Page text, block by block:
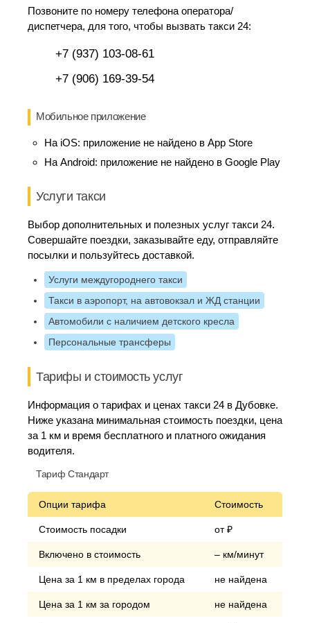
Позвоните по номеру телефона оператора/
диспетчера, для того, чтобы вызвать такси 24:
+7 (937) 103-08-61
+7 (906) 169-39-54
Мобильное приложение
На iOS: приложение не найдено в App Store
На Android: приложение не найдено в Google Play
Услуги такси
Выбор дополнительных и полезных услуг такси 24.
Совершайте поездки, заказывайте еду, отправляйте
посылки и пользуйтесь доставкой.
Услуги междугороднего такси
Такси в аэропорт, на автовокзал и ЖД станции
Автомобили с наличием детского кресла
Персональные трансферы
Тарифы и стоимость услуг
Информация о тарифах и ценах такси 24 в Дубовке.
Ниже указана минимальная стоимость поездки, цена
за 1 км и время бесплатного и платного ожидания
водителя.
Тариф Стандарт
Опции тарифа Стоимость
Стоимость посадки от ₽
Включено в стоимость – км/минут
Цена за 1 км в пределах города не найдена
Цена за 1 км за городом не найдена